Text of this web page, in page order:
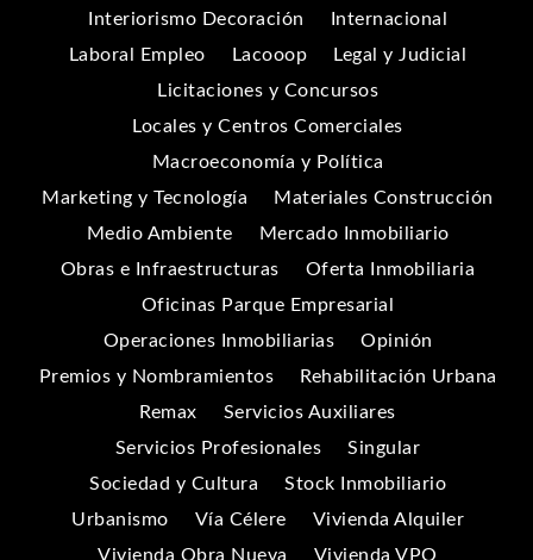
Interiorismo Decoración
Internacional
Laboral Empleo
Lacooop
Legal y Judicial
Licitaciones y Concursos
Locales y Centros Comerciales
Macroeconomía y Política
Marketing y Tecnología
Materiales Construcción
Medio Ambiente
Mercado Inmobiliario
Obras e Infraestructuras
Oferta Inmobiliaria
Oficinas Parque Empresarial
Operaciones Inmobiliarias
Opinión
Premios y Nombramientos
Rehabilitación Urbana
Remax
Servicios Auxiliares
Servicios Profesionales
Singular
Sociedad y Cultura
Stock Inmobiliario
Urbanismo
Vía Célere
Vivienda Alquiler
Vivienda Obra Nueva
Vivienda VPO